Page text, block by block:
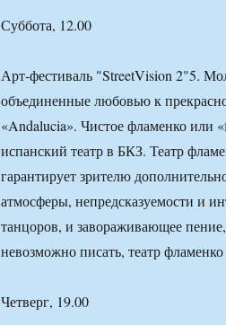
Суббота, 12.00
Арт-фестиваль "StreetVision 2"5.
объединенные любовью к
«Andalucia». Чистое фламенко или
испанский театр в БКЗ. Театр
гарантирует зрителю
атмосферы, непредсказуемости и
танцоров, и завораживающее
невозможно писать, театр
Четверг, 19.00